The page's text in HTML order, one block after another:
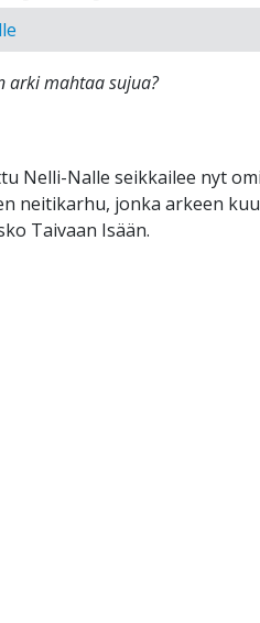
arki mahtaa sujua?
Nelli-Nalle seikkailee nyt
neitikarhu, jonka arkeen
Taivaan Isään.